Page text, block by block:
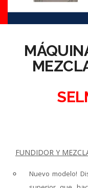
FUNDIDOR Y
Nuevo modelo!